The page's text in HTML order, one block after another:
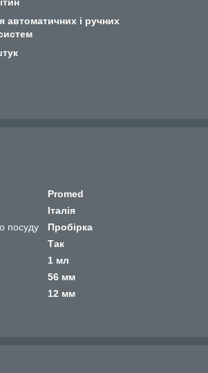
автоматичних і ручних
Promed
Італія
посуду
Пробірка
Так
1 мл
56 мм
12 мм